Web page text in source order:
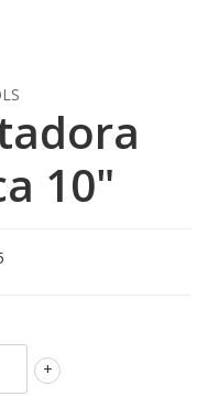
10"
+